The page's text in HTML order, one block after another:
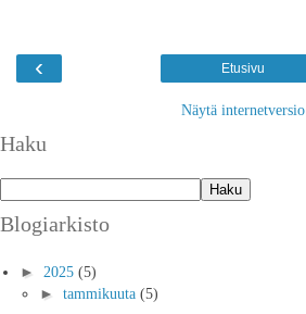
‹ Etusivu
Näytä internetversio
Haku
Blogiarkisto
► 2025 (5)
► tammikuuta (5)